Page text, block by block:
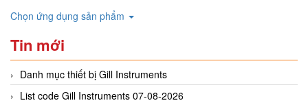
Chọn ứng dụng sản phẩm
Tin mới
Danh mục thiết bị Gill Instruments
List code Gill Instruments 07-08-2026